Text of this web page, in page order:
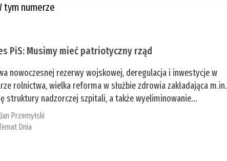
tym numerze
PiS: Musimy mieć patriotyczny rząd
nowoczesnej rezerwy wojskowej, deregulacja i inwestycje w
rolnictwa, wielka reforma w służbie zdrowia zakładająca m.in.
struktury nadzorczej szpitali, a także wyeliminowanie...
Jan Przemyłski
Dnia